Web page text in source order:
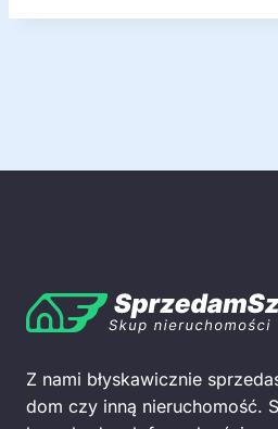
Z nami błyskawicznie
dom czy inną nieruchomość.